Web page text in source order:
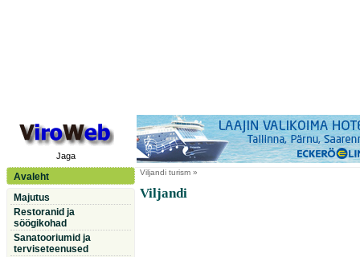
Jaga
Avaleht
Majutus
Restoranid ja
söögikohad
Sanatooriumid ja
terviseteenused
Viljandi turism »
Viljandi